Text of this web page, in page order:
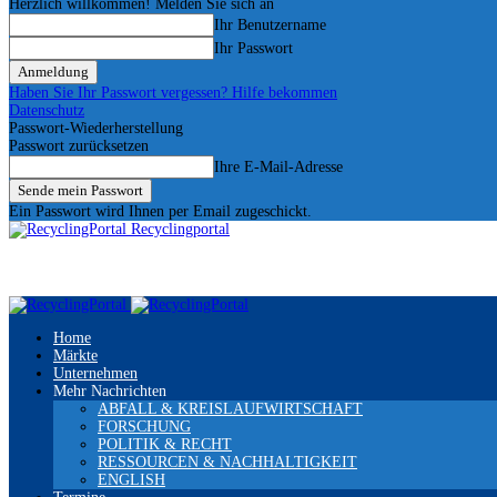
Herzlich willkommen! Melden Sie sich an
Ihr Benutzername
Ihr Passwort
Haben Sie Ihr Passwort vergessen? Hilfe bekommen
Datenschutz
Passwort-Wiederherstellung
Passwort zurücksetzen
Ihre E-Mail-Adresse
Ein Passwort wird Ihnen per Email zugeschickt.
Recyclingportal
Home
Märkte
Unternehmen
Mehr Nachrichten
ABFALL & KREISLAUFWIRTSCHAFT
FORSCHUNG
POLITIK & RECHT
RESSOURCEN & NACHHALTIGKEIT
ENGLISH